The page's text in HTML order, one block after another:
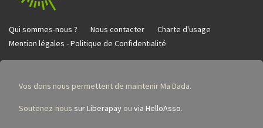
Qui sommes-nous ? Nous contacter
Charte d'usage
Mention légales - Politique de Confidentialité
Vos dons nous permettent de maintenir Ma Dada.
Soutenez-nous sur Liberapay ou via HelloAsso.